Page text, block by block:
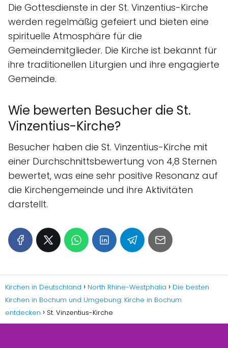
Die Gottesdienste in der St. Vinzentius-Kirche
werden regelmäßig gefeiert und bieten eine
spirituelle Atmosphäre für die
Gemeindemitglieder. Die Kirche ist bekannt für
ihre traditionellen Liturgien und ihre engagierte
Gemeinde.
Wie bewerten Besucher die St.
Vinzentius-Kirche?
Besucher haben die St. Vinzentius-Kirche mit
einer Durchschnittsbewertung von 4,8 Sternen
bewertet, was eine sehr positive Resonanz auf
die Kirchengemeinde und ihre Aktivitäten
darstellt.
Kirchen in Deutschland North Rhine-Westphalia
Die besten
Kirchen in Bochum und Umgebung: Kirche in Bochum
entdecken
St. Vinzentius-Kirche